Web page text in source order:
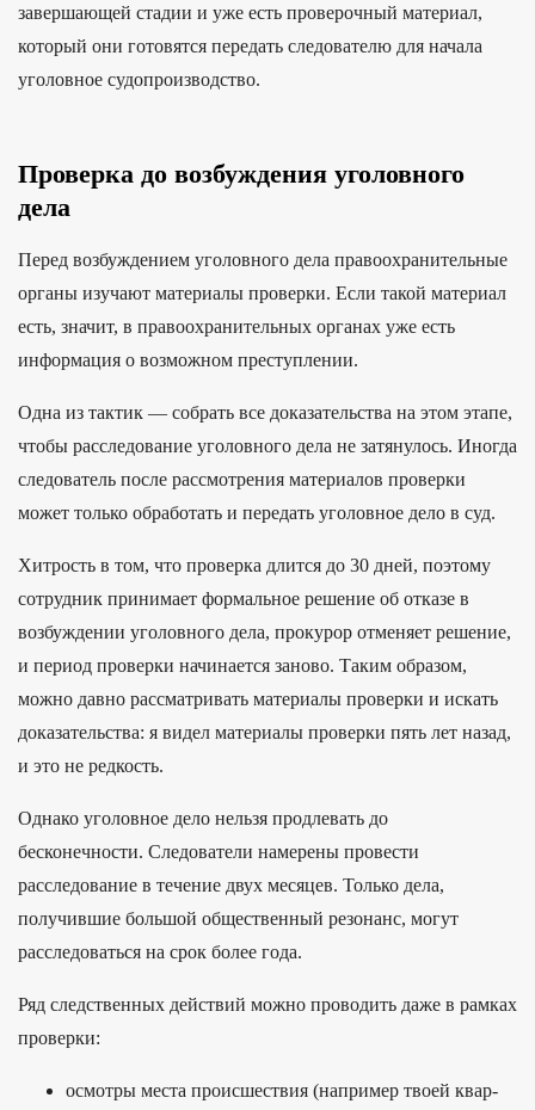
завершающей стадии и уже есть проверочный материал,
который они готовятся передать следователю для начала
уголовное судопроизводство.
Проверка до возбуждения уголовного
дела
Перед возбуждением уголовного дела правоохранительные
органы изучают материалы проверки. Если такой материал
есть, значит, в правоохранительных органах уже есть
информация о возможном преступлении.
Одна из тактик — собрать все доказательства на этом этапе,
чтобы расследование уголовного дела не затянулось. Иногда
следователь после рассмотрения материалов проверки
может только обработать и передать уголовное дело в суд.
Хитрость в том, что проверка длится до 30 дней, поэтому
сотрудник принимает формальное решение об отказе в
возбуждении уголовного дела, прокурор отменяет решение,
и период проверки начинается заново. Таким образом,
можно давно рассматривать материалы проверки и искать
доказательства: я видел материалы проверки пять лет назад,
и это не редкость.
Однако уголовное дело нельзя продлевать до
бесконечности. Следователи намерены провести
расследование в течение двух месяцев. Только дела,
получившие большой общественный резонанс, могут
расследоваться на срок более года.
Ряд следс­твен­ных дей­ствий мож­но про­водить даже в рам­ках
про­вер­ки:
ос­мотры мес­та про­исшес­твия (нап­ример тво­ей квар­